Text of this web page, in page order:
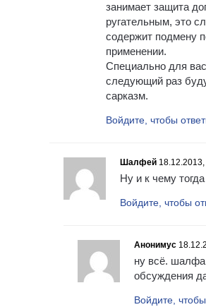
занимает защита
ругательным, это
содержит подмену
применении.
Специально для
следующий раз
сарказм.
Войдите, чтобы
Шалфей
Ну и к чему
Войдите, чтобы
Анонимус
ну всё.
обсуждения
Войдите,